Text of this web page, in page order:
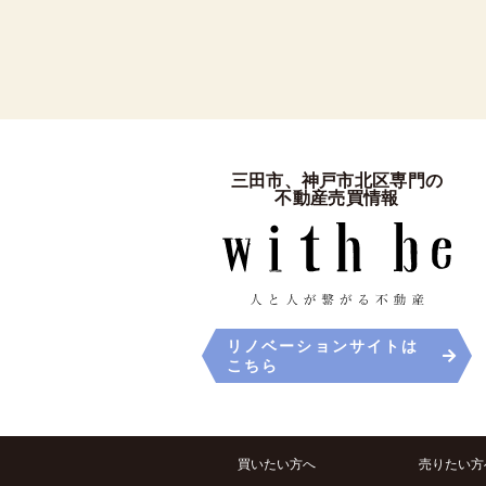
三田市、神戸市北区専門の
不動産売買情報
リノベーションサイトは
こちら
買いたい方へ 売りたい